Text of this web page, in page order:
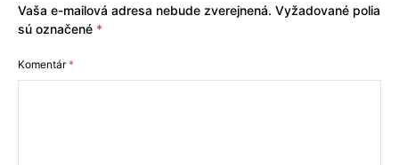
Vaša e-mailová adresa nebude zverejnená. Vyžadované polia
sú označené *
Komentár*